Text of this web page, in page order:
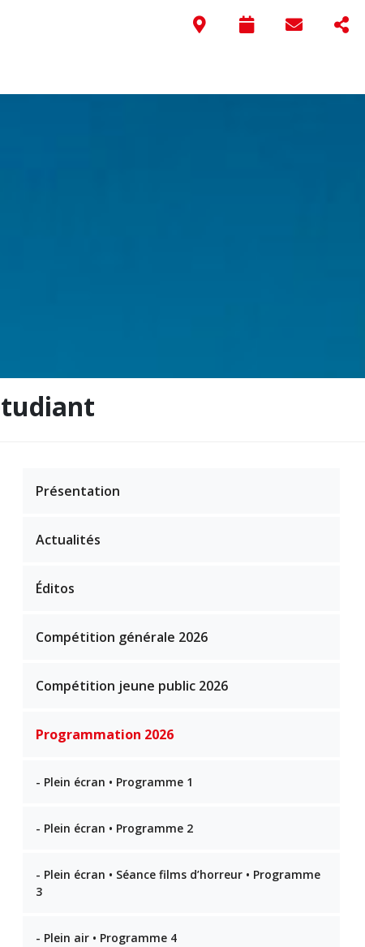
Présentation
Actualités
Éditos
Compétition générale 2026
Compétition jeune public 2026
Programmation 2026
- Plein écran • Programme 1
- Plein écran • Programme 2
- Plein écran • Séance films d’horreur • Programme
3
- Plein air • Programme 4